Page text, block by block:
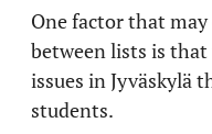
One factor that
between lists is
issues in Jyväskylä
students.